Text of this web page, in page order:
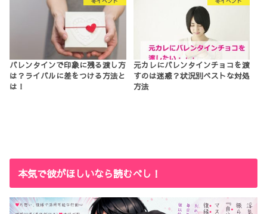
バレンタインで印象に残る渡し方
は？ライバルに差をつける方法と
は！
元カレにバレンタインチョコを渡
すのは迷惑？状況別ベストな対処
方法
本気で彼がほしいなら読むべし！